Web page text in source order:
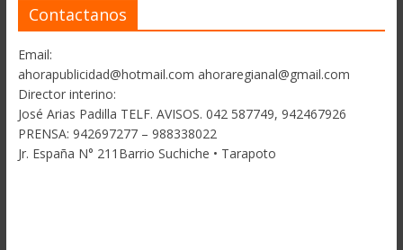
Contactanos
Email:
ahorapublicidad@hotmail.com ahoraregianal@gmail.com
Director interino:
José Arias Padilla TELF. AVISOS. 042 587749, 942467926
PRENSA: 942697277 – 988338022
Jr. España N° 211Barrio Suchiche • Tarapoto